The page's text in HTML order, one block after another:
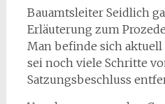
Bauamtsleiter Seidlich
Erläuterung zum
Man befinde sich
sei noch viele Schritte
Satzungsbeschluss